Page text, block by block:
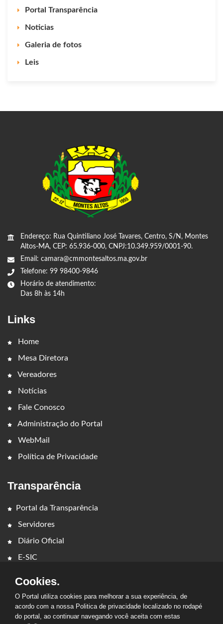
Portal Transparência
Noticias
Galeria de fotos
Leis
Endereço: Rua Quintiliano José Tavares, Centro, S/N, Montes
Altos-MA, CEP: 65.936-000, CNPJ:10.349.959/0001-90.
Email: camara@cmmontesaltos.ma.gov.br
Telefone: 99 98400-9846
Horário de atendimento:
Das 8h às 14h
Links
Home
Mesa Diretora
Vereadores
Notícias
Fale Conosco
Administração do Portal
WebMail
Política de Privacidade
Transparência
Portal da Transparência
Servidores
Diário Oficial
E-SIC
Cookies.
O Portal utiliza cookies para melhorar a sua experiência, de
acordo com a nossa Politica de privacidade localizado no rodapé
do portal, ao continuar navegando você aceita com estas